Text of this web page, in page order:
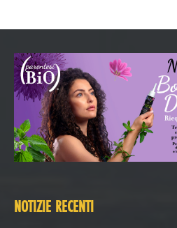
NOTIZIE RECENTI